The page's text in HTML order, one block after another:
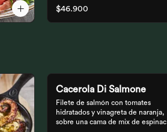
frutos secos.
$46.900
Cacerola Di Salmone
Filete de salmón con tomates
hidratados y vinagreta de naranja,
sobre una cama de mix de espinaca